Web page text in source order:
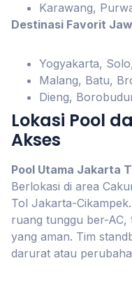
Karawang,
Destinasi Favorit
Yogyakarta,
Malang, Batu,
Dieng,
Lokasi Pool
Akses
Pool Utama Jakarta
Berlokasi di area
Tol Jakarta-
ruang tunggu ber-
yang aman. Tim
darurat atau